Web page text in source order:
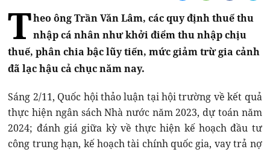
Theo ông Trần Văn Lâm, các quy định thuế thu
nhập cá nhân như khởi điểm thu nhập chịu
thuế, phân chia bậc lũy tiến, mức giảm trừ gia cảnh
đã lạc hậu cả chục năm nay.
Sáng 2/11, Quốc hội thảo luận tại hội trường về kết quả
thực hiện ngân sách Nhà nước năm 2023, dự toán năm
2024; đánh giá giữa kỳ về thực hiện kế hoạch đầu tư
công trung hạn, kế hoạch tài chính quốc gia, vay trả nợ